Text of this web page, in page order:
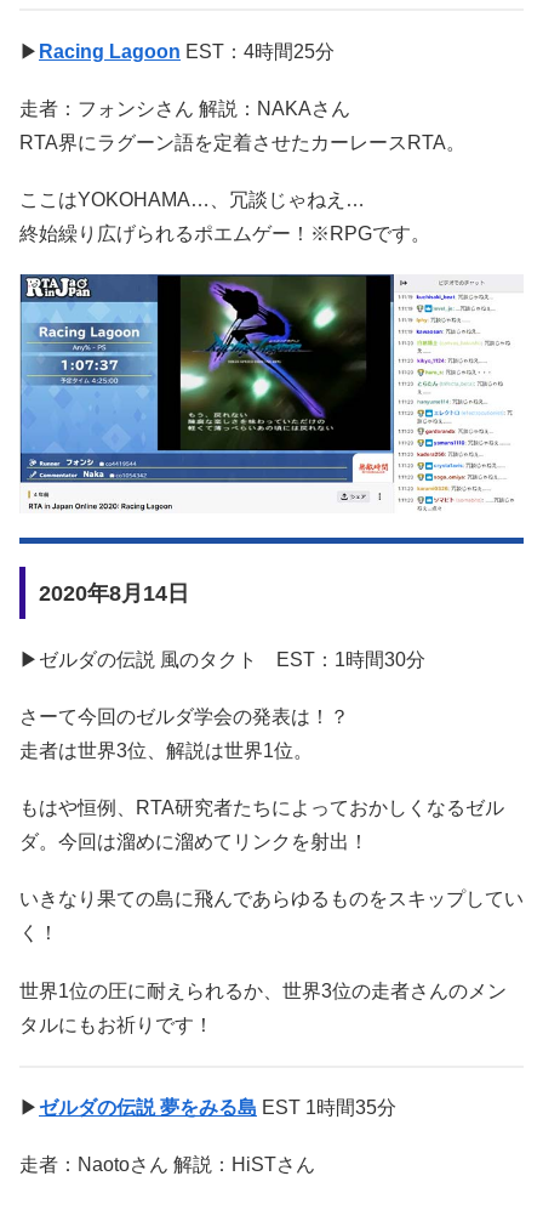
▶ Racing Lagoon EST：4時間25分
走者：フォンシさん 解説：NAKAさん
RTA界にラグーン語を定着させたカーレースRTA。
ここはYOKOHAMA…、冗談じゃねえ…
終始繰り広げられるポエムゲー！※RPGです。
2020年8月14日
▶ゼルダの伝説 風のタクト EST：1時間30分
さーて今回のゼルダ学会の発表は！？
走者は世界3位、解説は世界1位。
もはや恒例、RTA研究者たちによっておかしくなるゼル
ダ。今回は溜めに溜めてリンクを射出！
いきなり果ての島に飛んであらゆるものをスキップしてい
く！
世界1位の圧に耐えられるか、世界3位の走者さんのメン
タルにもお祈りです！
▶ゼルダの伝説 夢をみる島 EST 1時間35分
走者：Naotoさん 解説：HiSTさん